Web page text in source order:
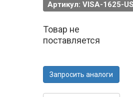
Артикул: VISA-1625-
Товар не
поставляется
Запросить аналоги